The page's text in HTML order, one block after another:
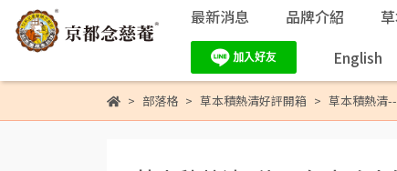
最新消息 品牌介紹
English
部落格 草本積熱清好評開箱 草本積熱清